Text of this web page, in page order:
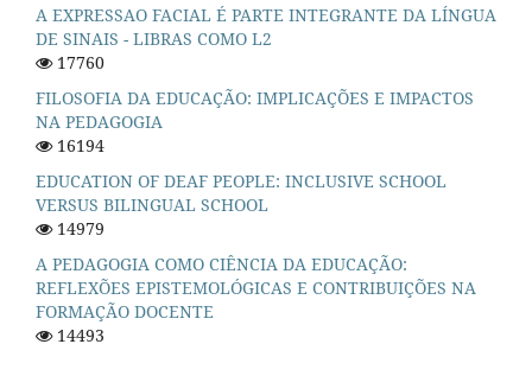
A EXPRESSAO FACIAL É PARTE INTEGRANTE DA LÍNGUA
DE SINAIS - LIBRAS COMO L2
17760
FILOSOFIA DA EDUCAÇÃO: IMPLICAÇÕES E IMPACTOS
NA PEDAGOGIA
16194
EDUCATION OF DEAF PEOPLE: INCLUSIVE SCHOOL
VERSUS BILINGUAL SCHOOL
14979
A PEDAGOGIA COMO CIÊNCIA DA EDUCAÇÃO:
REFLEXÕES EPISTEMOLÓGICAS E CONTRIBUIÇÕES NA
FORMAÇÃO DOCENTE
14493